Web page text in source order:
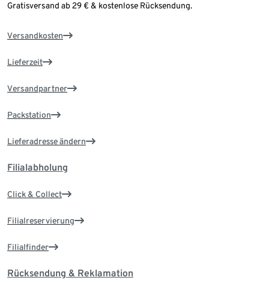
Gratisversand ab 29 € & kostenlose Rücksendung.
Versandkosten
Lieferzeit
Versandpartner
Packstation
Lieferadresse ändern
Filialabholung
Click & Collect
Filialreservierung
Filialfinder
Rücksendung & Reklamation